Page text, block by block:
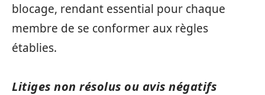
blocage, rendant essential pour chaque
membre de se conformer aux règles
établies.
Litiges non résolus ou avis négatifs